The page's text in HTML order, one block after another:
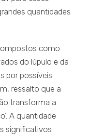
quantidades
como
do lúpulo e da
por possíveis
ressalto que a
transforma a
A quantidade
significativos